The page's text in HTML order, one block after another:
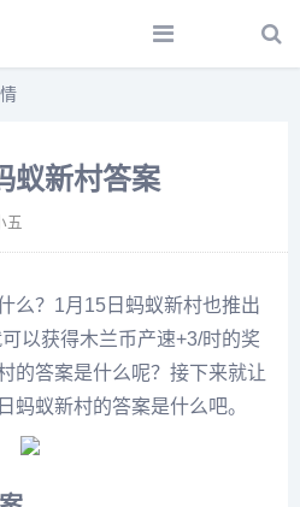
蚁新村答案
五
么？1月15日蚂蚁新村也推出
以获得木兰币产速+3/时的奖
的答案是什么呢？接下来就让
蚂蚁新村的答案是什么吧。